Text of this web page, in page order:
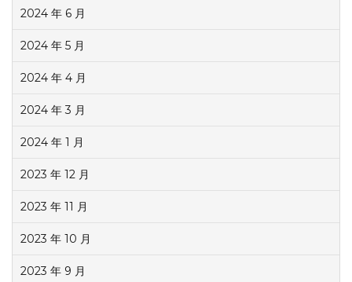
2024 年 6 月
2024 年 5 月
2024 年 4 月
2024 年 3 月
2024 年 1 月
2023 年 12 月
2023 年 11 月
2023 年 10 月
2023 年 9 月